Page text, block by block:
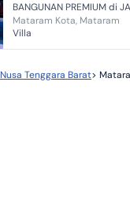
BANGUNAN PREMIUM di
BISA MENAMBAH
Mataram Kota, Mataram
Villa
Nusa Tenggara Barat>